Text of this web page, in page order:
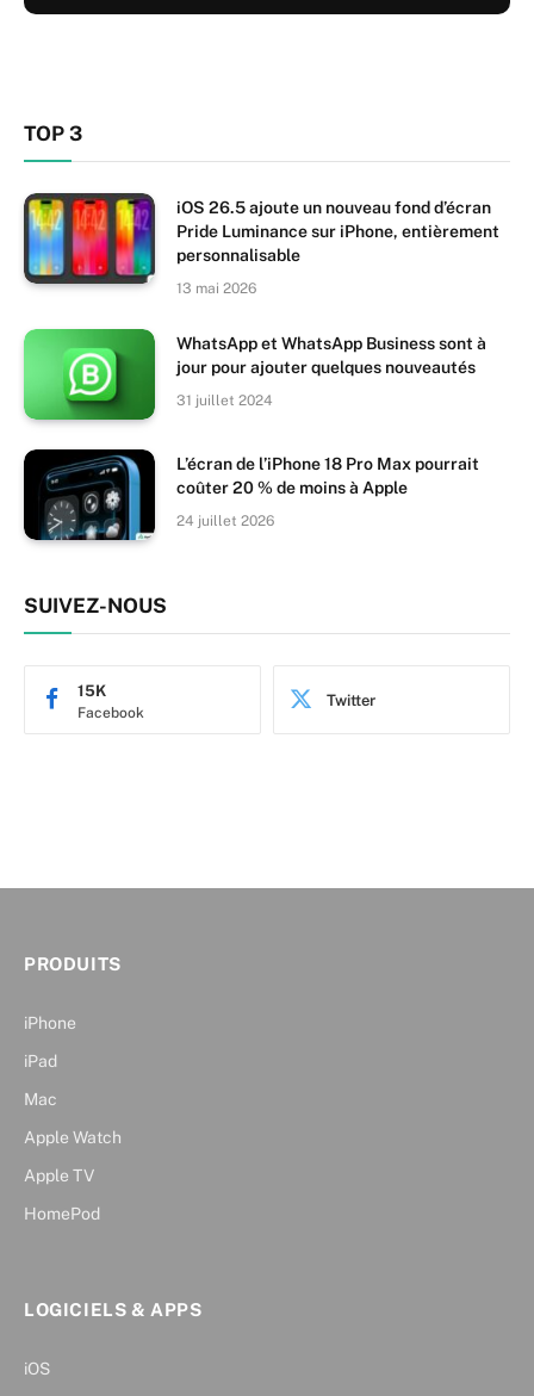
TOP 3
iOS 26.5 ajoute un nouveau fond d’écran
Pride Luminance sur iPhone, entièrement
personnalisable
13 mai 2026
WhatsApp et WhatsApp Business sont à
jour pour ajouter quelques nouveautés
31 juillet 2024
L’écran de l’iPhone 18 Pro Max pourrait
coûter 20 % de moins à Apple
24 juillet 2026
SUIVEZ-NOUS
Facebook
15K Twitter
PRODUITS
iPhone
iPad
Mac
Apple Watch
Apple TV
HomePod
LOGICIELS & APPS
iOS